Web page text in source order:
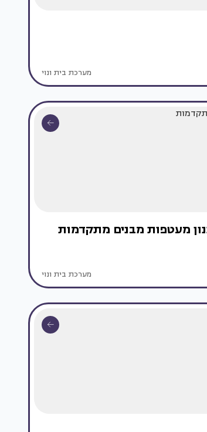
מערכת בית ונוי
מעטפות מבנים מתקדמות
מערכת בית ונוי